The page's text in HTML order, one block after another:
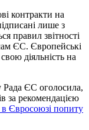
контракти на
лише з
правил звітності
ЄС. Європейські
діяльність на
Рада ЄС оголосила,
за рекомендацією
в Євросоюзі попиту